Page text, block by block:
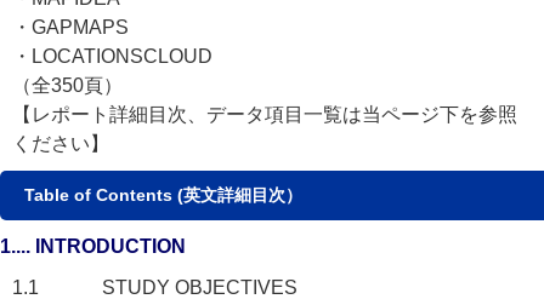
・GAPMAPS
・LOCATIONSCLOUD
（全350頁）
【レポート詳細目次、データ項目一覧は当ページ下を参照
ください】
Table of Contents (英文詳細目次）
1.... INTRODUCTION
1.1 STUDY OBJECTIVES